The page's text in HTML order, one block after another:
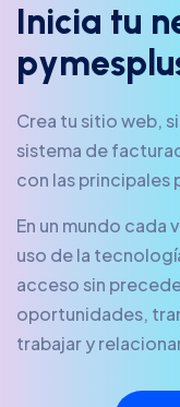
Inicia tu n
pymesp u
Crea tu sitio web,
sistema de
con las principales
En un mundo
uso de la
acceso sin
oportunidades,
trabajar y